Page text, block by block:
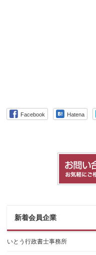
Facebook Hatena
新着会員企業
いとう行政書士事務所